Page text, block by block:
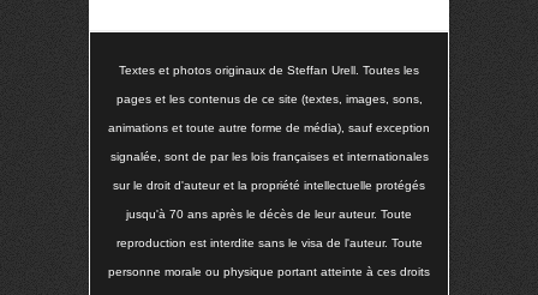
Textes et photos originaux de Steffan Urell. Toutes les
pages et les contenus de ce site (textes, images, sons,
animations et toute autre forme de média), sauf exception
signalée, sont de par les lois françaises et internationales
sur le droit d'auteur et la propriété intellectuelle protégés
jusqu'à 70 ans après le décès de leur auteur. Toute
reproduction est interdite sans le visa de l'auteur. Toute
personne morale ou physique portant atteinte à ces droits